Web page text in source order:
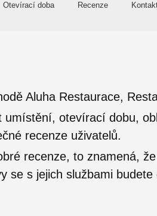
Otevírací doba Recenze
Aluha Restaurace,
umístění, otevírací dobu,
recenze uživatelů.
recenze, to znamená,
se s jejich službami